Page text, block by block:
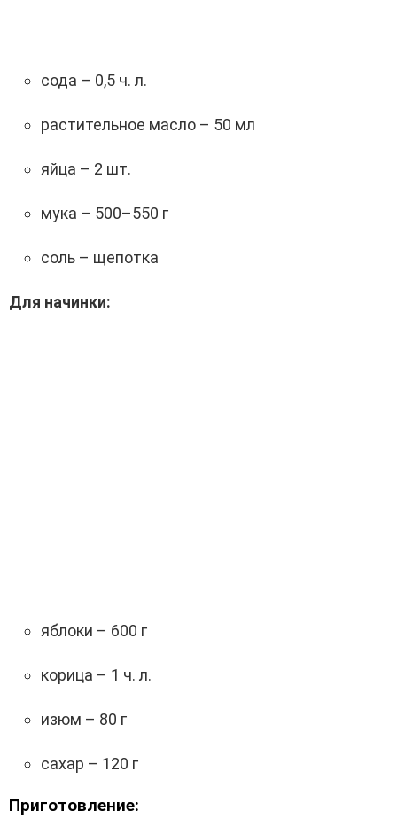
сода – 0,5 ч. л.
растительное масло – 50 мл
яйца – 2 шт.
мука – 500–550 г
соль – щепотка
Для начинки:
яблоки – 600 г
корица – 1 ч. л.
изюм – 80 г
сахар – 120 г
Приготовление: